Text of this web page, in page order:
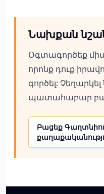
Նախքան
Օգտագործեք
որոնք դուք
գործել:
պատահաբար
Բացեք